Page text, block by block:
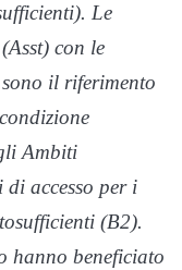
Le
con le
il riferimento
Ambiti
accesso per i
(B2).
hanno beneficiato